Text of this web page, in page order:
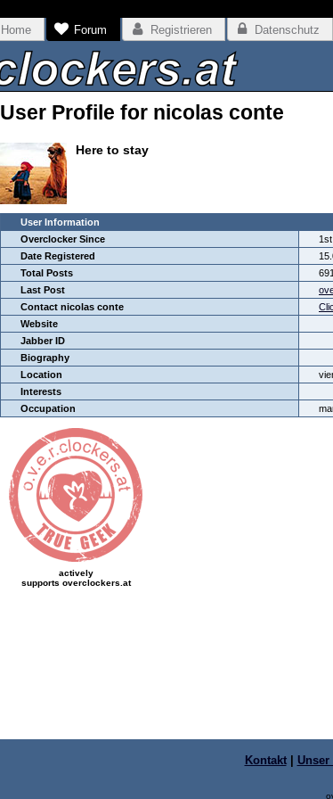
Home Forum Registrieren Datenschutz
User Profile for nicolas conte
Here to stay
User Information
Overclocker Since
Date Registered
Total Posts
Last Post
Contact nicolas conte
Website
Jabber ID
Biography
Location
Interests
Occupation
actively
supports overclockers.at
Kontakt|